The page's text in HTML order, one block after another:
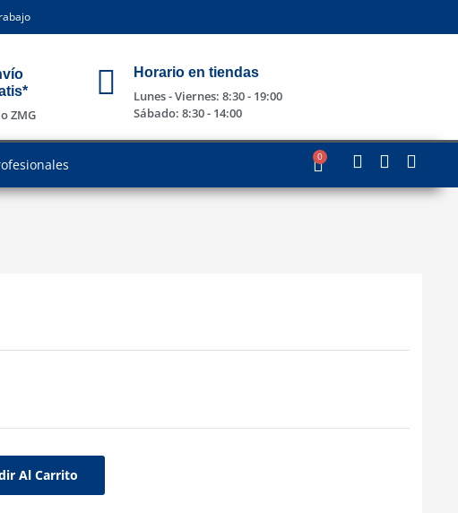
ZMG
Horario en tiendas
Lunes - Viernes: 8:30 - 19:00
Sábado: 8:30 - 14:00
0
Al Carrito